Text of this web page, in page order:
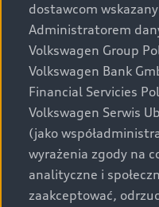
prezentowanych
wyposażenia mogą
przewidzianej na rynek
mogą przedstawiać
za dopłatą. Wiążące
specyfikacji pojazdu
określenie parametrów
świadectwo
sobie prawo do zmian i
prezentowane na
zamieszczania. W celu
dostawcom
Administratorem
Volkswagen Group
Volkswagen Bank
Financial Servicies
Volkswagen Serwis
(jako
wyrażenia zgody na
analityczne i
zaakceptować,